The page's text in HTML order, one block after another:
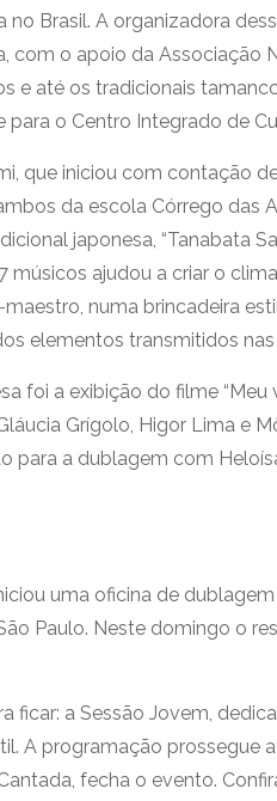
no Brasil. A organizadora
com o apoio da Associação
e até os tradicionais
para o Centro Integrado de
que iniciou com contação
da escola Córrego das
japonesa, “Tanabata
músicos ajudou a criar o
numa brincadeira
elementos transmitidos nas
foi a exibição do filme “Meu
Grígolo, Higor Lima e
para a dublagem com
uma oficina de
Paulo. Neste domingo o
ficar: a Sessão Jovem,
A programação prossegue
fecha o evento.